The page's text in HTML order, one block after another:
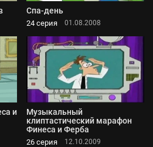
Спа-день
24 серия 01.08.2008
и
Музыкальный
клиптастический марафон
Финеса и Ферба
26 серия 12.10.2009